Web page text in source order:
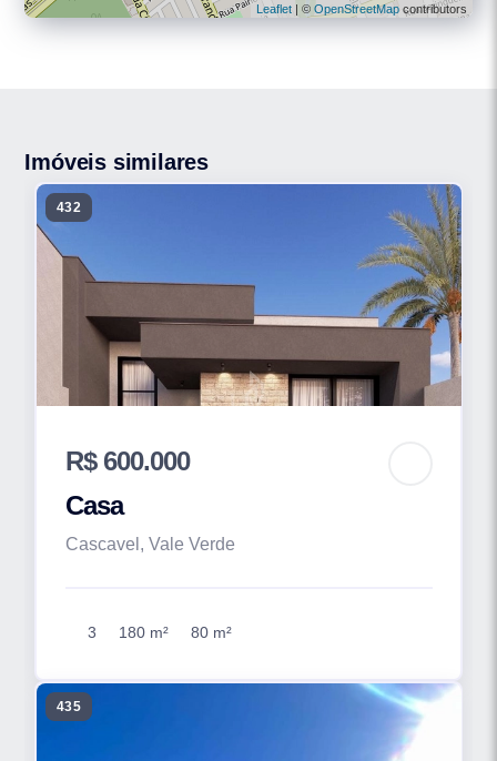
Leaflet| © OpenStreetMapcontributors
Imóveis similares
432
R$ 600.000
Casa
Cascavel, Vale Verde
3 180 m² 80 m²
435